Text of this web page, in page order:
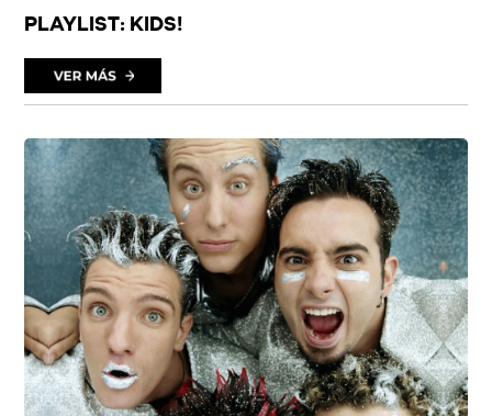
PLAYLIST: KIDS!